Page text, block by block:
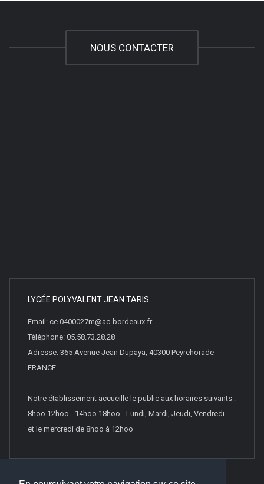
NOUS CONTACTER
LYCÉE POLYVALENT JEAN TARIS
Email: ce.0400027m@ac-bordeaux.fr
Téléphone: 05.58.73.28.28
Adresse: 365 Avenue Jean Dupaya, 40300 Peyrehorade
FRANCE
Notre établissement accueille le public aux horaires suivants :
8hoo 12hoo - 14hoo 18hoo - Lundi, Mardi, Jeudi, Vendredi
et le mercredi de 8hoo à 12hoo